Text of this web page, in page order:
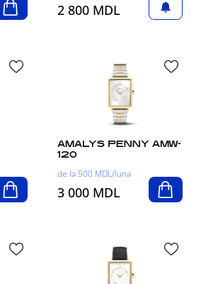
2 800 MDL
AMALYS PENNY AMW-
120
de la 500 MDL/luna
3 000 MDL